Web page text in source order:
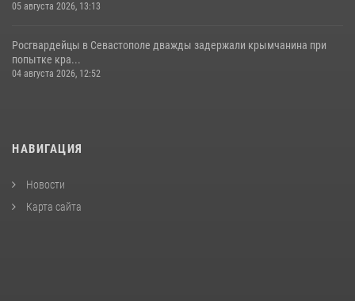
05 августа 2026, 13:13
Росгвардейцы в Севастополе дважды задержали крымчанина при
попытке кра...
04 августа 2026, 12:52
НАВИГАЦИЯ
Новости
Карта сайта